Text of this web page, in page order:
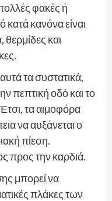
φακές ή
κανόνα είναι
και
τα συστατικά,
πεπτική οδό και το
τα αιμοφόρα
να αυξάνεται ο
πίεση.
προς την καρδιά.
μπορεί να
πλάκες των